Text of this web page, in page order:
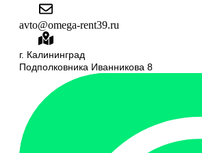
avto@omega-rent39.ru
г. Калининград
Подполковника Иванникова 8